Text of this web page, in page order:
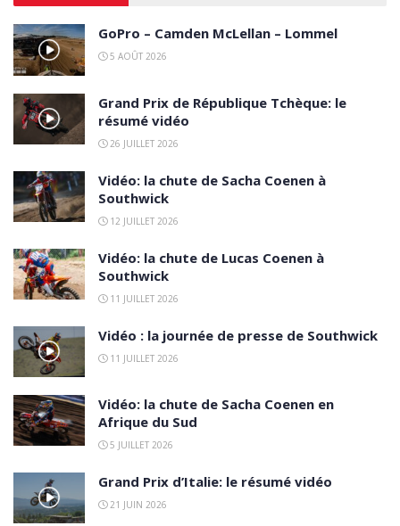
GoPro – Camden McLellan – Lommel
5 AOÛT 2026
Grand Prix de République Tchèque: le
résumé vidéo
26 JUILLET 2026
Vidéo: la chute de Sacha Coenen à
Southwick
12 JUILLET 2026
Vidéo: la chute de Lucas Coenen à
Southwick
11 JUILLET 2026
Vidéo : la journée de presse de Southwick
11 JUILLET 2026
Vidéo: la chute de Sacha Coenen en
Afrique du Sud
5 JUILLET 2026
Grand Prix d’Italie: le résumé vidéo
21 JUIN 2026